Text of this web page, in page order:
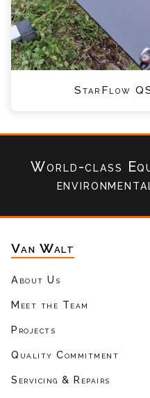
StarFlow
World-class
Van Walt
About Us
Meet the Team
Projects
Quality Commitment
Servicing & Repairs